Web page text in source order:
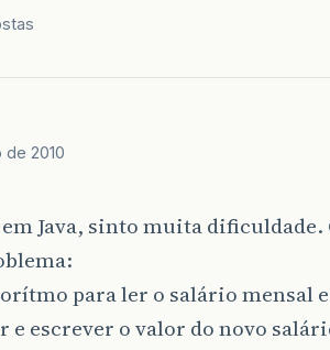
de 2010
Java, sinto muita dificuldade.
para ler o salário mensal
e escrever o valor do novo